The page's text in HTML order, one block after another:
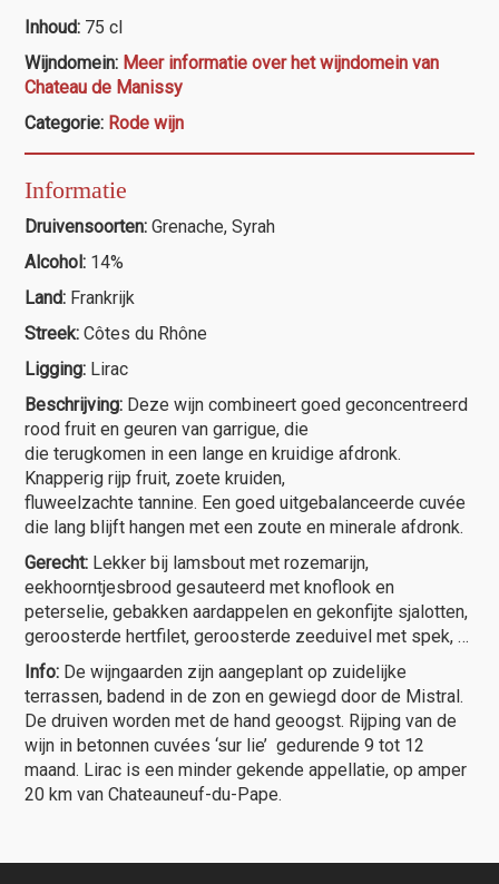
Mannisy
"Trinité"
rouge
aantal
Inhoud: 75 cl
Wijndomein: Meer informatie over het wijndomein van
Chateau de Manissy
Categorie: Rode wijn
Informatie
Druivensoorten:Grenache, Syrah
Alcohol: 14%
Land: Frankrijk
Streek:Côtes du Rhône
Ligging: Lirac
Beschrijving: Deze wijn combineert goed geconcentreerd
rood fruit en geuren van garrigue, die
die terugkomen ​​in een lange en kruidige afdronk.
Knapperig rijp fruit, zoete kruiden,
fluweelzachte tannine. Een goed uitgebalanceerde cuvée
die lang blijft hangen met een zoute en minerale afdronk.
Gerecht: Lekker bij lamsbout met rozemarijn,
eekhoorntjesbrood gesauteerd met knoflook en
peterselie, gebakken aardappelen en gekonfijte sjalotten,
geroosterde hertfilet, geroosterde zeeduivel met spek, …
Info: De wijngaarden zijn aangeplant op zuidelijke
terrassen, badend in de zon en gewiegd door de Mistral.
De druiven worden met de hand geoogst. Rijping van de
wijn in betonnen cuvées ‘sur lie’ gedurende 9 tot 12
maand. Lirac is een minder gekende appellatie, op amper
20 km van Chateauneuf-du-Pape.